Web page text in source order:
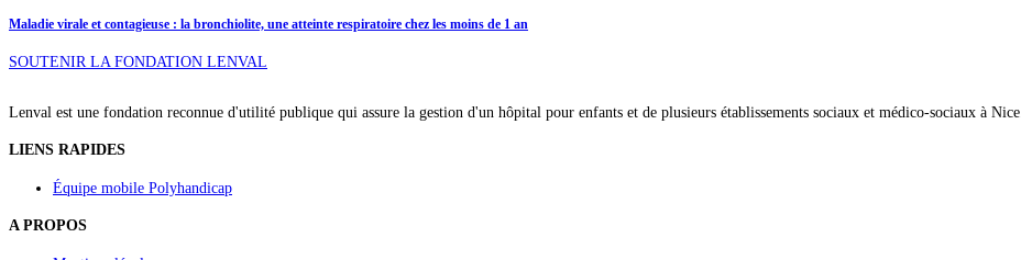
Maladie virale et contagieuse : la bronchiolite, une atteinte respiratoire chez les moins de 1 an
SOUTENIR LA FONDATION LENVAL
Lenval est une fondation reconnue d'utilité publique qui assure la gestion d'un hôpital pour enfants et de plusieurs établissements sociaux et médico-sociaux à Nice.
LIENS RAPIDES
Équipe mobile Polyhandicap
A PROPOS